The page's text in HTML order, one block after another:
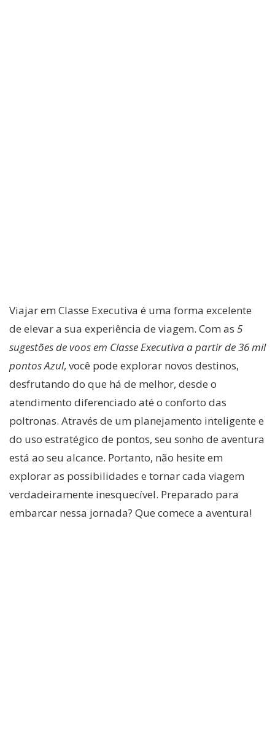
Viajar em Classe Executiva é uma forma excelente
de elevar a sua experiência de viagem. Com as 5
sugestões de voos em Classe Executiva a partir de 36 mil
pontos Azul, você pode explorar novos destinos,
desfrutando do que há de melhor, desde o
atendimento diferenciado até o conforto das
poltronas. Através de um planejamento inteligente e
do uso estratégico de pontos, seu sonho de aventura
está ao seu alcance. Portanto, não hesite em
explorar as possibilidades e tornar cada viagem
verdadeiramente inesquecível. Preparado para
embarcar nessa jornada? Que comece a aventura!